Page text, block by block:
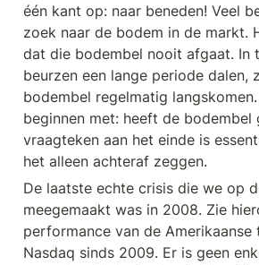
één kant op: naar beneden! Veel
zoek naar de bodem in de markt.
dat die bodembel nooit afgaat. In
beurzen een lange periode dalen,
bodembel regelmatig
beginnen met: heeft de bodembel
vraagteken aan het einde is
het alleen achteraf zeggen.
De laatste echte crisis die we op
meegemaakt was in 2008. Zie
performance van de Amerikaanse
Nasdaq sinds 2009. Er is geen